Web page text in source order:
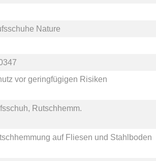
Nature
vor geringfügigen Risiken
Rutschhemm.
auf Fliesen und Stahlboden